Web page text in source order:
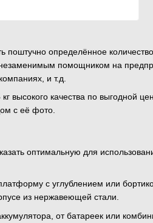
поштучно определённое
помощником на
и т.д.
высокого качества по выгодной
с её фото.
оптимальную для
с углублением или
из нержавеющей стали.
от батареек или